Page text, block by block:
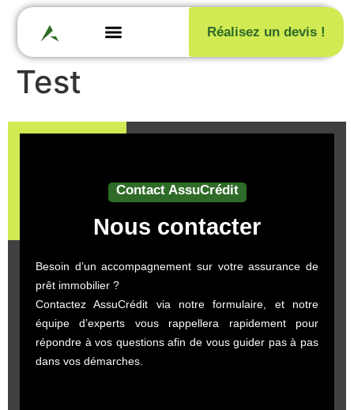
Réalisez un devis !
Test
Contact AssuCrédit
Nous contacter
Besoin d’un accompagnement sur votre assurance de
prêt immobilier ?
Contactez AssuCrédit via notre formulaire, et notre
équipe d’experts vous rappellera rapidement pour
répondre à vos questions afin de vous guider pas à pas
dans vos démarches.